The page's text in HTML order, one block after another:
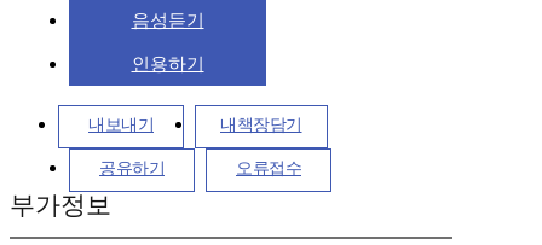
음성듣기
인용하기
내보내기 내책장담기
공유하기 오류접수
부가정보